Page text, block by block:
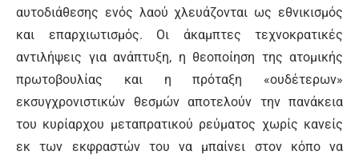
αυτοδιάθεσης ενός λαού χλευάζονται ως εθνικισμός
και επαρχιωτισμός. Οι άκαμπτες τεχνοκρατικές
αντιλήψεις για ανάπτυξη, η θεοποίηση της ατομικής
πρωτοβουλίας και η πρόταξη «ουδέτερων»
εκσυγχρονιστικών θεσμών αποτελούν την πανάκεια
του κυρίαρχου μεταπρατικού ρεύματος χωρίς κανείς
εκ των εκφραστών του να μπαίνει στον κόπο να